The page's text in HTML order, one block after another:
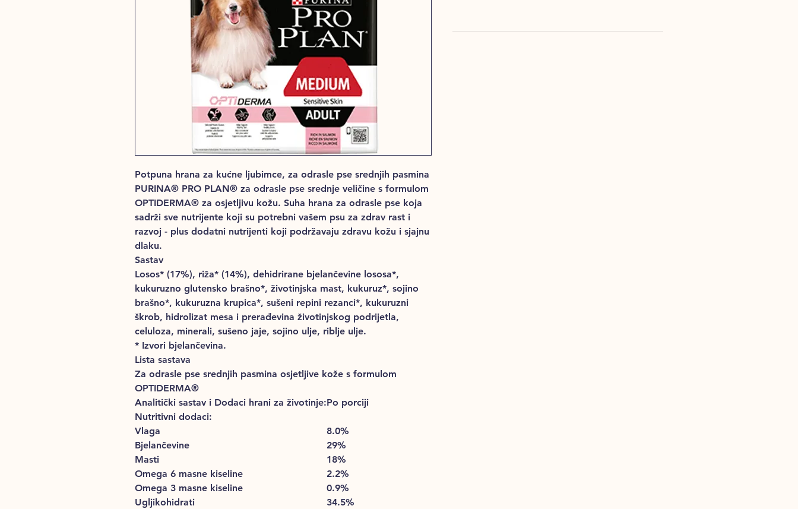
Potpuna hrana za kućne ljubimce, za odrasle pse srednjih pasmina
PURINA® PRO PLAN® za odrasle pse srednje veličine s formulom
OPTIDERMA® za osjetljivu kožu. Suha hrana za odrasle pse koja
sadrži sve nutrijente koji su potrebni vašem psu za zdrav rast i
razvoj - plus dodatni nutrijenti koji podržavaju zdravu kožu i sjajnu
dlaku.
Sastav
Losos* (17%), riža* (14%), dehidrirane bjelančevine lososa*,
kukuruzno glutensko brašno*, životinjska mast, kukuruz*, sojino
brašno*, kukuruzna krupica*, sušeni repini rezanci*, kukuruzni
škrob, hidrolizat mesa i prerađevina životinjskog podrijetla,
celuloza, minerali, sušeno jaje, sojino ulje, riblje ulje.
* Izvori bjelančevina.
Lista sastava
Za odrasle pse srednjih pasmina osjetljive kože s formulom
OPTIDERMA®
Analitički sastav i Dodaci hrani za životinje:
Nutritivni dodaci:
Po porciji
Vlaga
8.0%
Bjelančevine
29%
Masti
18%
Omega 6 masne kiseline
2.2%
Omega 3 masne kiseline
0.9%
Ugljikohidrati
34.5%